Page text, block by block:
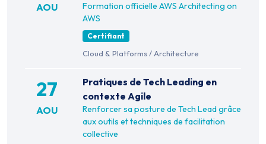
AOU
Formation officielle AWS Architecting on
AWS
Certifiant
Cloud & Platforms/Architecture
27
AOU
Pratiques de Tech Leading en
contexte Agile
Renforcer sa posture de Tech Lead grâce
aux outils et techniques de facilitation
collective